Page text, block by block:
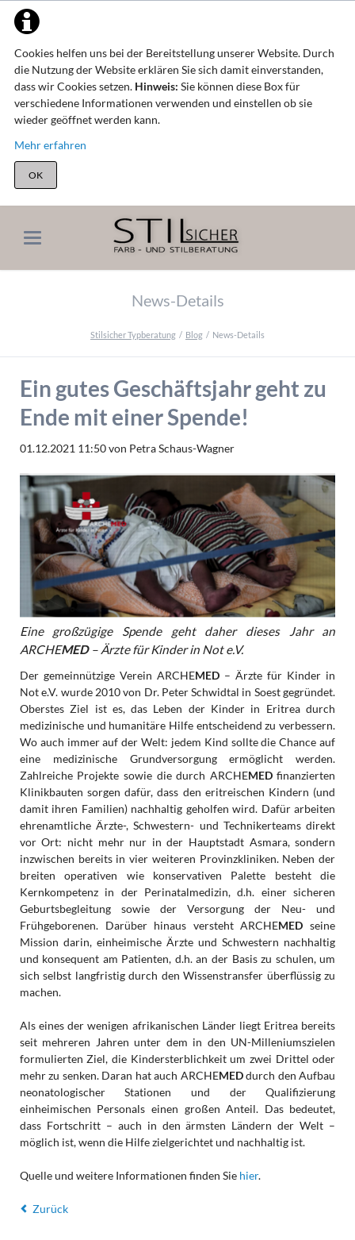
Cookies helfen uns bei der Bereitstellung unserer Website. Durch
die Nutzung der Website erklären Sie sich damit einverstanden,
dass wir Cookies setzen. Hinweis: Sie können diese Box für
verschiedene Informationen verwenden und einstellen ob sie
wieder geöffnet werden kann.
Mehr erfahren
OK
News-Details
Stilsicher Typberatung Blog News-Details
Ein gutes Geschäftsjahr geht zu
Ende mit einer Spende!
01.12.2021 11:50von Petra Schaus-Wagner
Eine großzügige Spende geht daher dieses Jahr an
ARCHEMED– Ärzte für Kinder in Not e.V.
Der gemeinnützige Verein ARCHEMED– Ärzte für Kinder in
Not e.V. wurde 2010 von Dr. Peter Schwidtal in Soest gegründet.
Oberstes Ziel ist es, das Leben der Kinder in Eritrea durch
medizinische und humanitäre Hilfe entscheidend zu verbessern.
Wo auch immer auf der Welt: jedem Kind sollte die Chance auf
eine medizinische Grundversorgung ermöglicht werden.
Zahlreiche Projekte sowie die durch ARCHEMEDfinanzierten
Klinikbauten sorgen dafür, dass den eritreischen Kindern (und
damit ihren Familien) nachhaltig geholfen wird. Dafür arbeiten
ehrenamtliche Ärzte-, Schwestern- und Technikerteams direkt
vor Ort: nicht mehr nur in der Hauptstadt Asmara, sondern
inzwischen bereits in vier weiteren Provinzkliniken. Neben der
breiten operativen wie konservativen Palette besteht die
Kernkompetenz in der Perinatalmedizin, d.h. einer sicheren
Geburtsbegleitung sowie der Versorgung der Neu- und
Frühgeborenen. Darüber hinaus versteht ARCHEMED seine
Mission darin, einheimische Ärzte und Schwestern nachhaltig
und konsequent am Patienten, d.h. an der Basis zu schulen, um
sich selbst langfristig durch den Wissenstransfer überflüssig zu
machen.
Als eines der wenigen afrikanischen Länder liegt Eritrea bereits
seit mehreren Jahren unter dem in den UN-Milleniumszielen
formulierten Ziel, die Kindersterblichkeit um zwei Drittel oder
mehr zu senken. Daran hat auch ARCHEMEDdurch den Aufbau
neonatologischer Stationen und der Qualifizierung
einheimischen Personals einen großen Anteil. Das bedeutet,
dass Fortschritt – auch in den ärmsten Ländern der Welt –
möglich ist, wenn die Hilfe zielgerichtet und nachhaltig ist.
Quelle und weitere Informationen finden Sie hier.
Zurück